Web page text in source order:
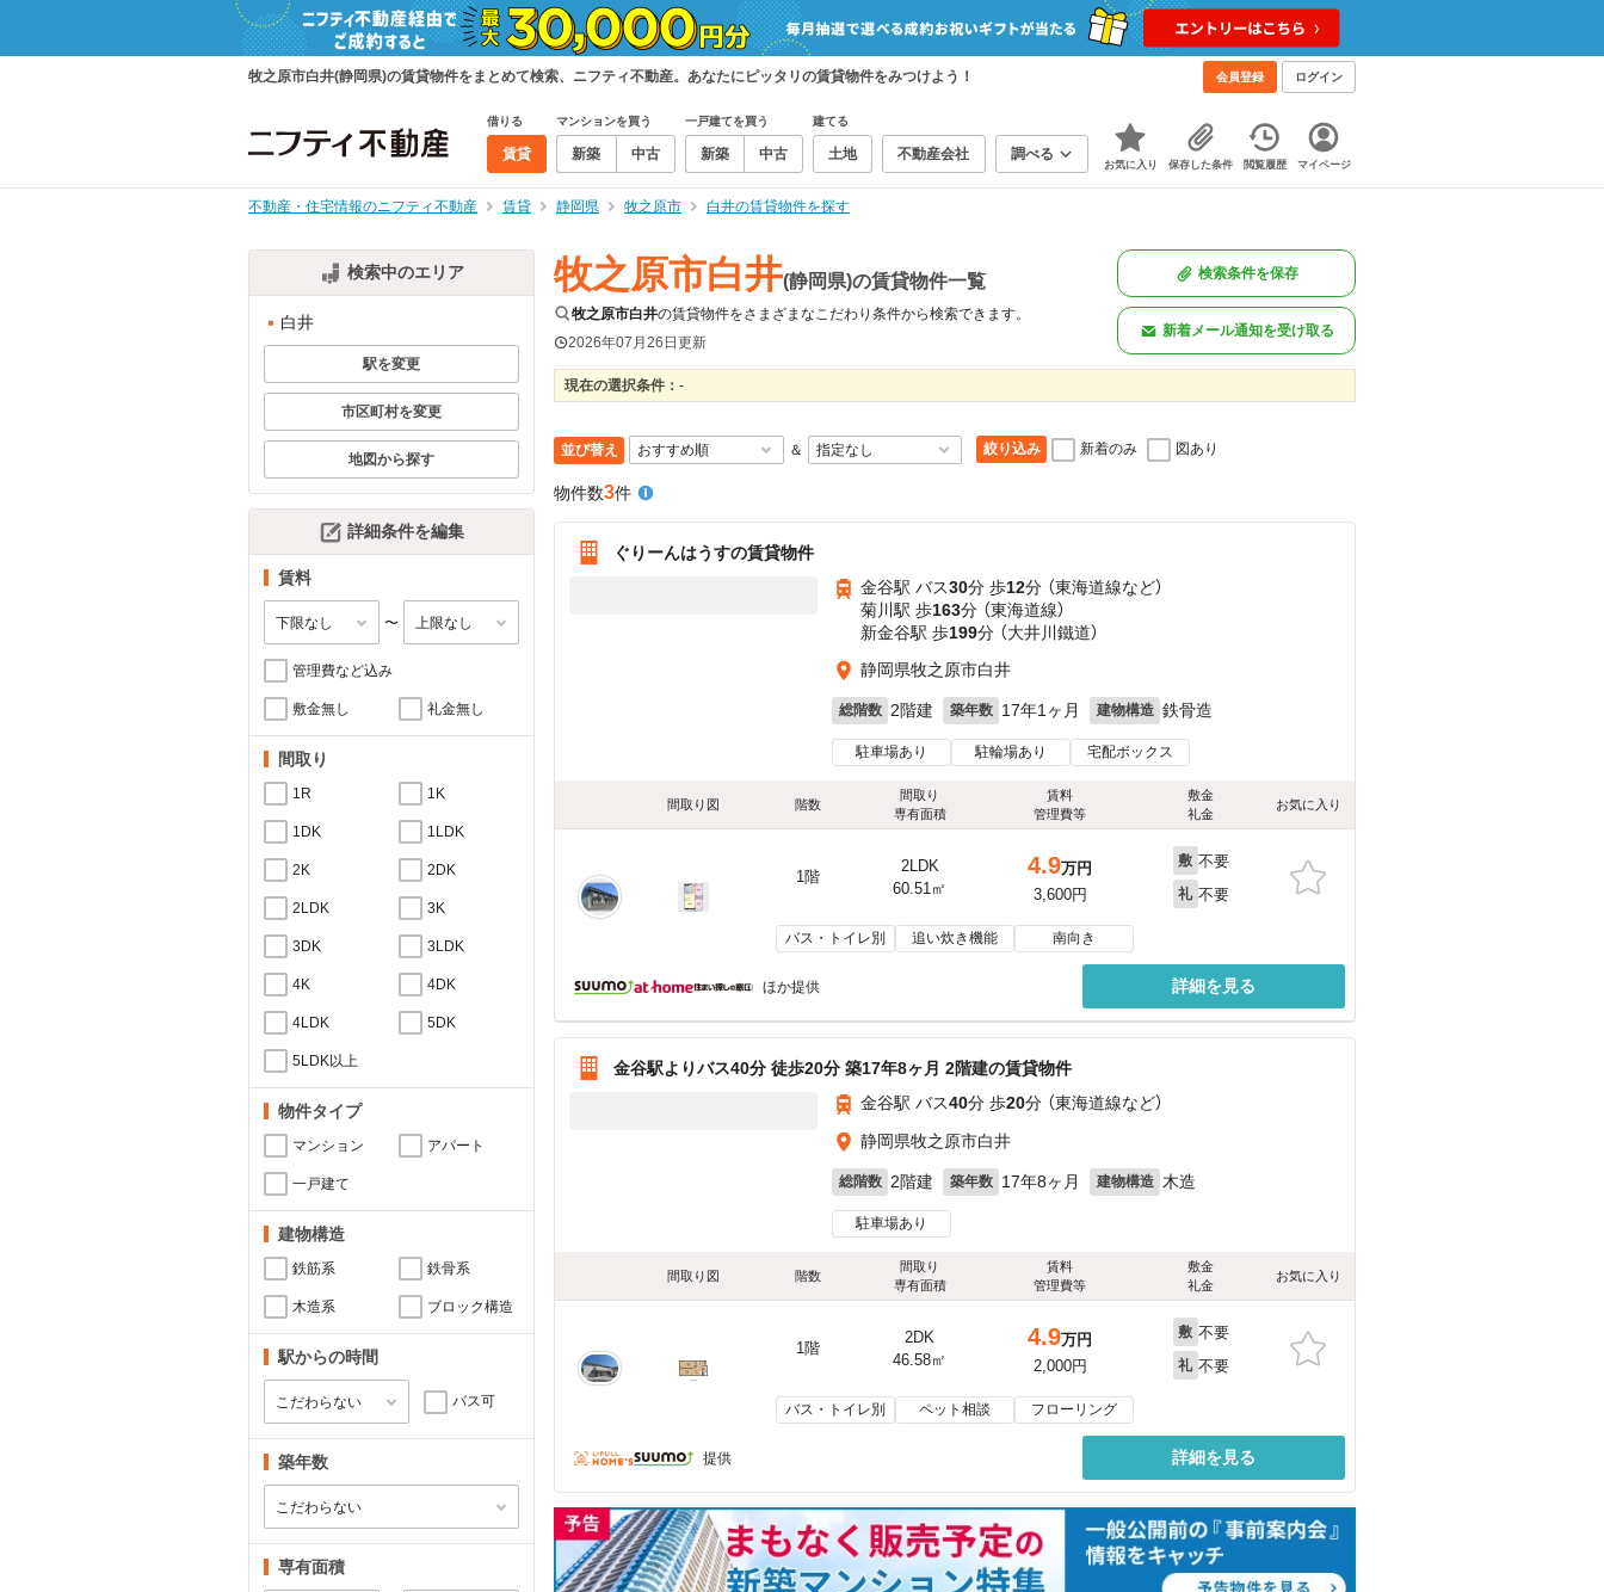
牧之原市白井(静岡県)の賃貸物件をまとめて検索、ニフティ不動産。あなたにピッタリの賃貸物件をみつけよう！ 会員登録 ログイン
借りる
賃貸
マンションを買う
新築 中古
一戸建てを買う
新築 中古
建てる
土地 不動産会社 調べる
お気に入り 保存した条件 閲覧履歴 マイページ
不動産・住宅情報のニフティ不動産 賃貸 静岡県 牧之原市 白井の賃貸物件を探す
検索中のエリア
白井
駅を変更
市区町村を変更
地図から探す
詳細条件を編集
賃料
〜
管理費など込み
敷金無し 礼金無し
間取り
1R 1K
1DK 1LDK
2K 2DK
2LDK 3K
3DK 3LDK
4K 4DK
4LDK 5DK
5LDK以上
物件タイプ
マンション アパート
一戸建て
建物構造
鉄筋系 鉄骨系
木造系 ブロック構造
駅からの時間
バス可
築年数
専有面積
牧之原市白井(静岡県)の賃貸物件一覧
牧之原市白井の賃貸物件をさまざまなこだわり条件から検索できます。
2026年07月26日更新
検索条件を保存
新着メール通知を受け取る
現在の選択条件： -
並び替え ＆ 絞り込み 新着のみ 図あり
物件数3件
ぐりーんはうすの賃貸物件
金谷駅 バス30分 歩12分 （東海道線など）
菊川駅 歩163分 （東海道線）
新金谷駅 歩199分 （大井川鐵道）
静岡県牧之原市白井
総階数 2階建 築年数 17年1ヶ月 建物構造 鉄骨造
駐車場あり 駐輪場あり 宅配ボックス
間取り図 階数
間取り
専有面積
賃料
管理費等
敷金
礼金
お気に入り
1階
2LDK
60.51㎡
4.9万円
3,600円
敷 不要
礼 不要
バス・トイレ別 追い炊き機能 南向き
ほか提供 詳細を見る
金谷駅よりバス40分 徒歩20分 築17年8ヶ月 2階建の賃貸物件
金谷駅 バス40分 歩20分 （東海道線など）
静岡県牧之原市白井
総階数 2階建 築年数 17年8ヶ月 建物構造 木造
駐車場あり
間取り図 階数
間取り
専有面積
賃料
管理費等
敷金
礼金
お気に入り
1階
2DK
46.58㎡
4.9万円
2,000円
敷 不要
礼 不要
バス・トイレ別 ペット相談 フローリング
提供 詳細を見る